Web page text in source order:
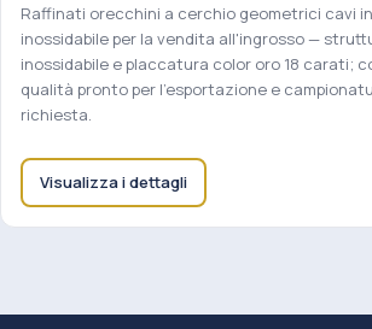
Raffinati orecchini a cerchio geometrici cavi
inossidabile per la vendita all'ingrosso —
inossidabile e placcatura color oro 18 carati;
qualità pronto per l'esportazione e
richiesta.
Visualizza i dettagli